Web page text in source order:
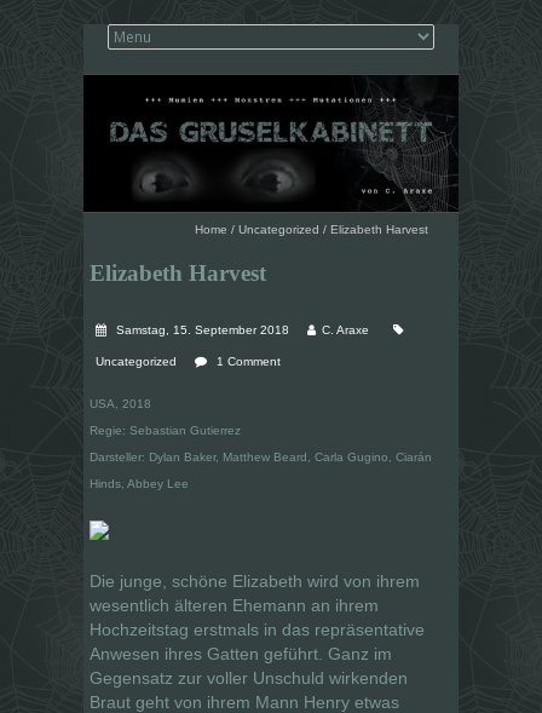
Home / Uncategorized / Elizabeth Harvest
Elizabeth Harvest
Samstag, 15. September 2018 C. Araxe
Uncategorized 1 Comment
USA, 2018
Regie: Sebastian Gutierrez
Darsteller: Dylan Baker, Matthew Beard, Carla Gugino, Ciarán
Hinds, Abbey Lee
Die junge, schöne Elizabeth wird von ihrem
wesentlich älteren Ehemann an ihrem
Hochzeitstag erstmals in das repräsentative
Anwesen ihres Gatten geführt. Ganz im
Gegensatz zur voller Unschuld wirkenden
Braut geht von ihrem Mann Henry etwas